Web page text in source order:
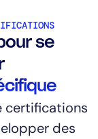
se
certifications
des